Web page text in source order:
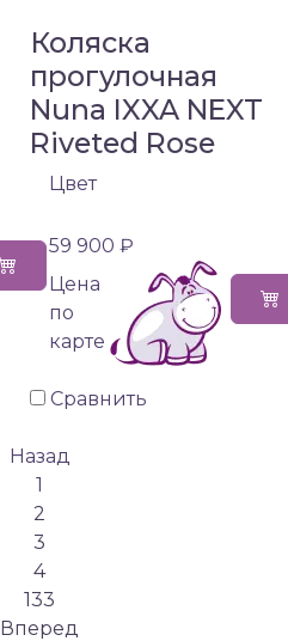
Коляска
прогулочная
Nuna IXXA NEXT
Riveted Rose
Цвет
59 900 ₽
Цена
по
карте
Сравнить
Назад
1
2
3
4
133
Вперед